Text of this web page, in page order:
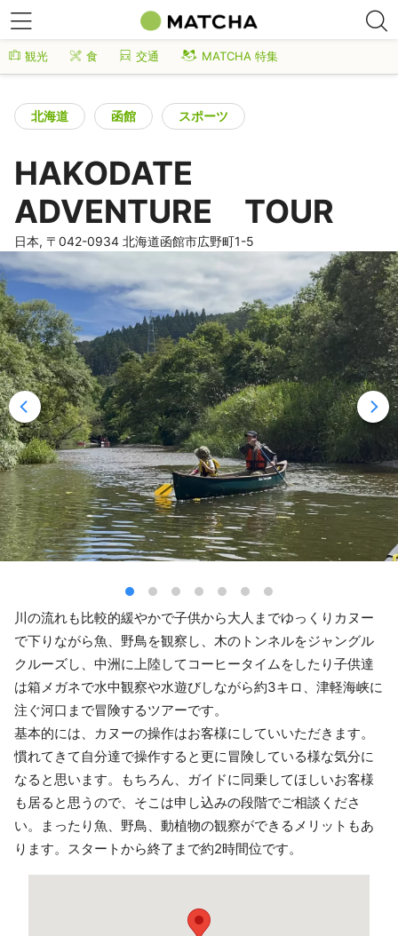
観光 食 交通 MATCHA 特集
北海道 函館 スポーツ
HAKODATE
ADVENTURE TOUR
日本, 〒042-0934 北海道函館市広野町1-5
川の流れも比較的緩やかで子供から大人までゆっくりカヌー
で下りながら魚、野鳥を観察し、木のトンネルをジャングル
クルーズし、中洲に上陸してコーヒータイムをしたり子供達
は箱メガネで水中観察や水遊びしながら約3キロ、津軽海峡に
注ぐ河口まで冒険するツアーです。
基本的には、カヌーの操作はお客様にしていいただきます。
慣れてきて自分達で操作すると更に冒険している様な気分に
なると思います。もちろん、ガイドに同乗してほしいお客様
も居ると思うので、そこは申し込みの段階でご相談くださ
い。まったり魚、野鳥、動植物の観察ができるメリットもあ
ります。スタートから終了まで約2時間位です。